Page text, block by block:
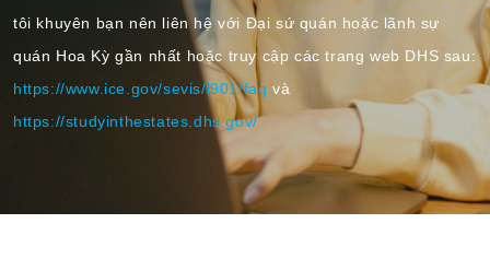
tôi khuyên bạn nên liên hệ với Đại sứ quán hoặc lãnh sự
quán Hoa Kỳ gần nhất hoặc truy cập các trang web DHS sau:
https://www.ice.gov/sevis/i901/faq và
https://studyinthestates.dhs.gov/